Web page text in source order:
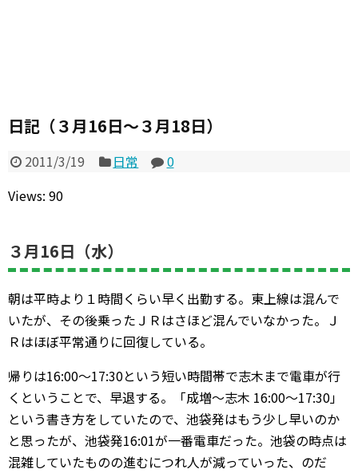
日記（３月16日～３月18日）
2011/3/19 日常
0
Views: 90
３月16日（水）
朝は平時より１時間くらい早く出勤する。東上線は混んで
いたが、その後乗ったＪＲはさほど混んでいなかった。Ｊ
Ｒはほぼ平常通りに回復している。
帰りは16:00～17:30という短い時間帯で志木まで電車が行
くということで、早退する。「成増～志木 16:00～17:30」
という書き方をしていたので、池袋発はもう少し早いのか
と思ったが、池袋発16:01が一番電車だった。池袋の時点は
混雑していたものの進むにつれ人が減っていった、のだ